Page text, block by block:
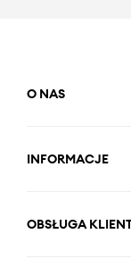
O NAS
INFORMACJE
OBSŁUGA